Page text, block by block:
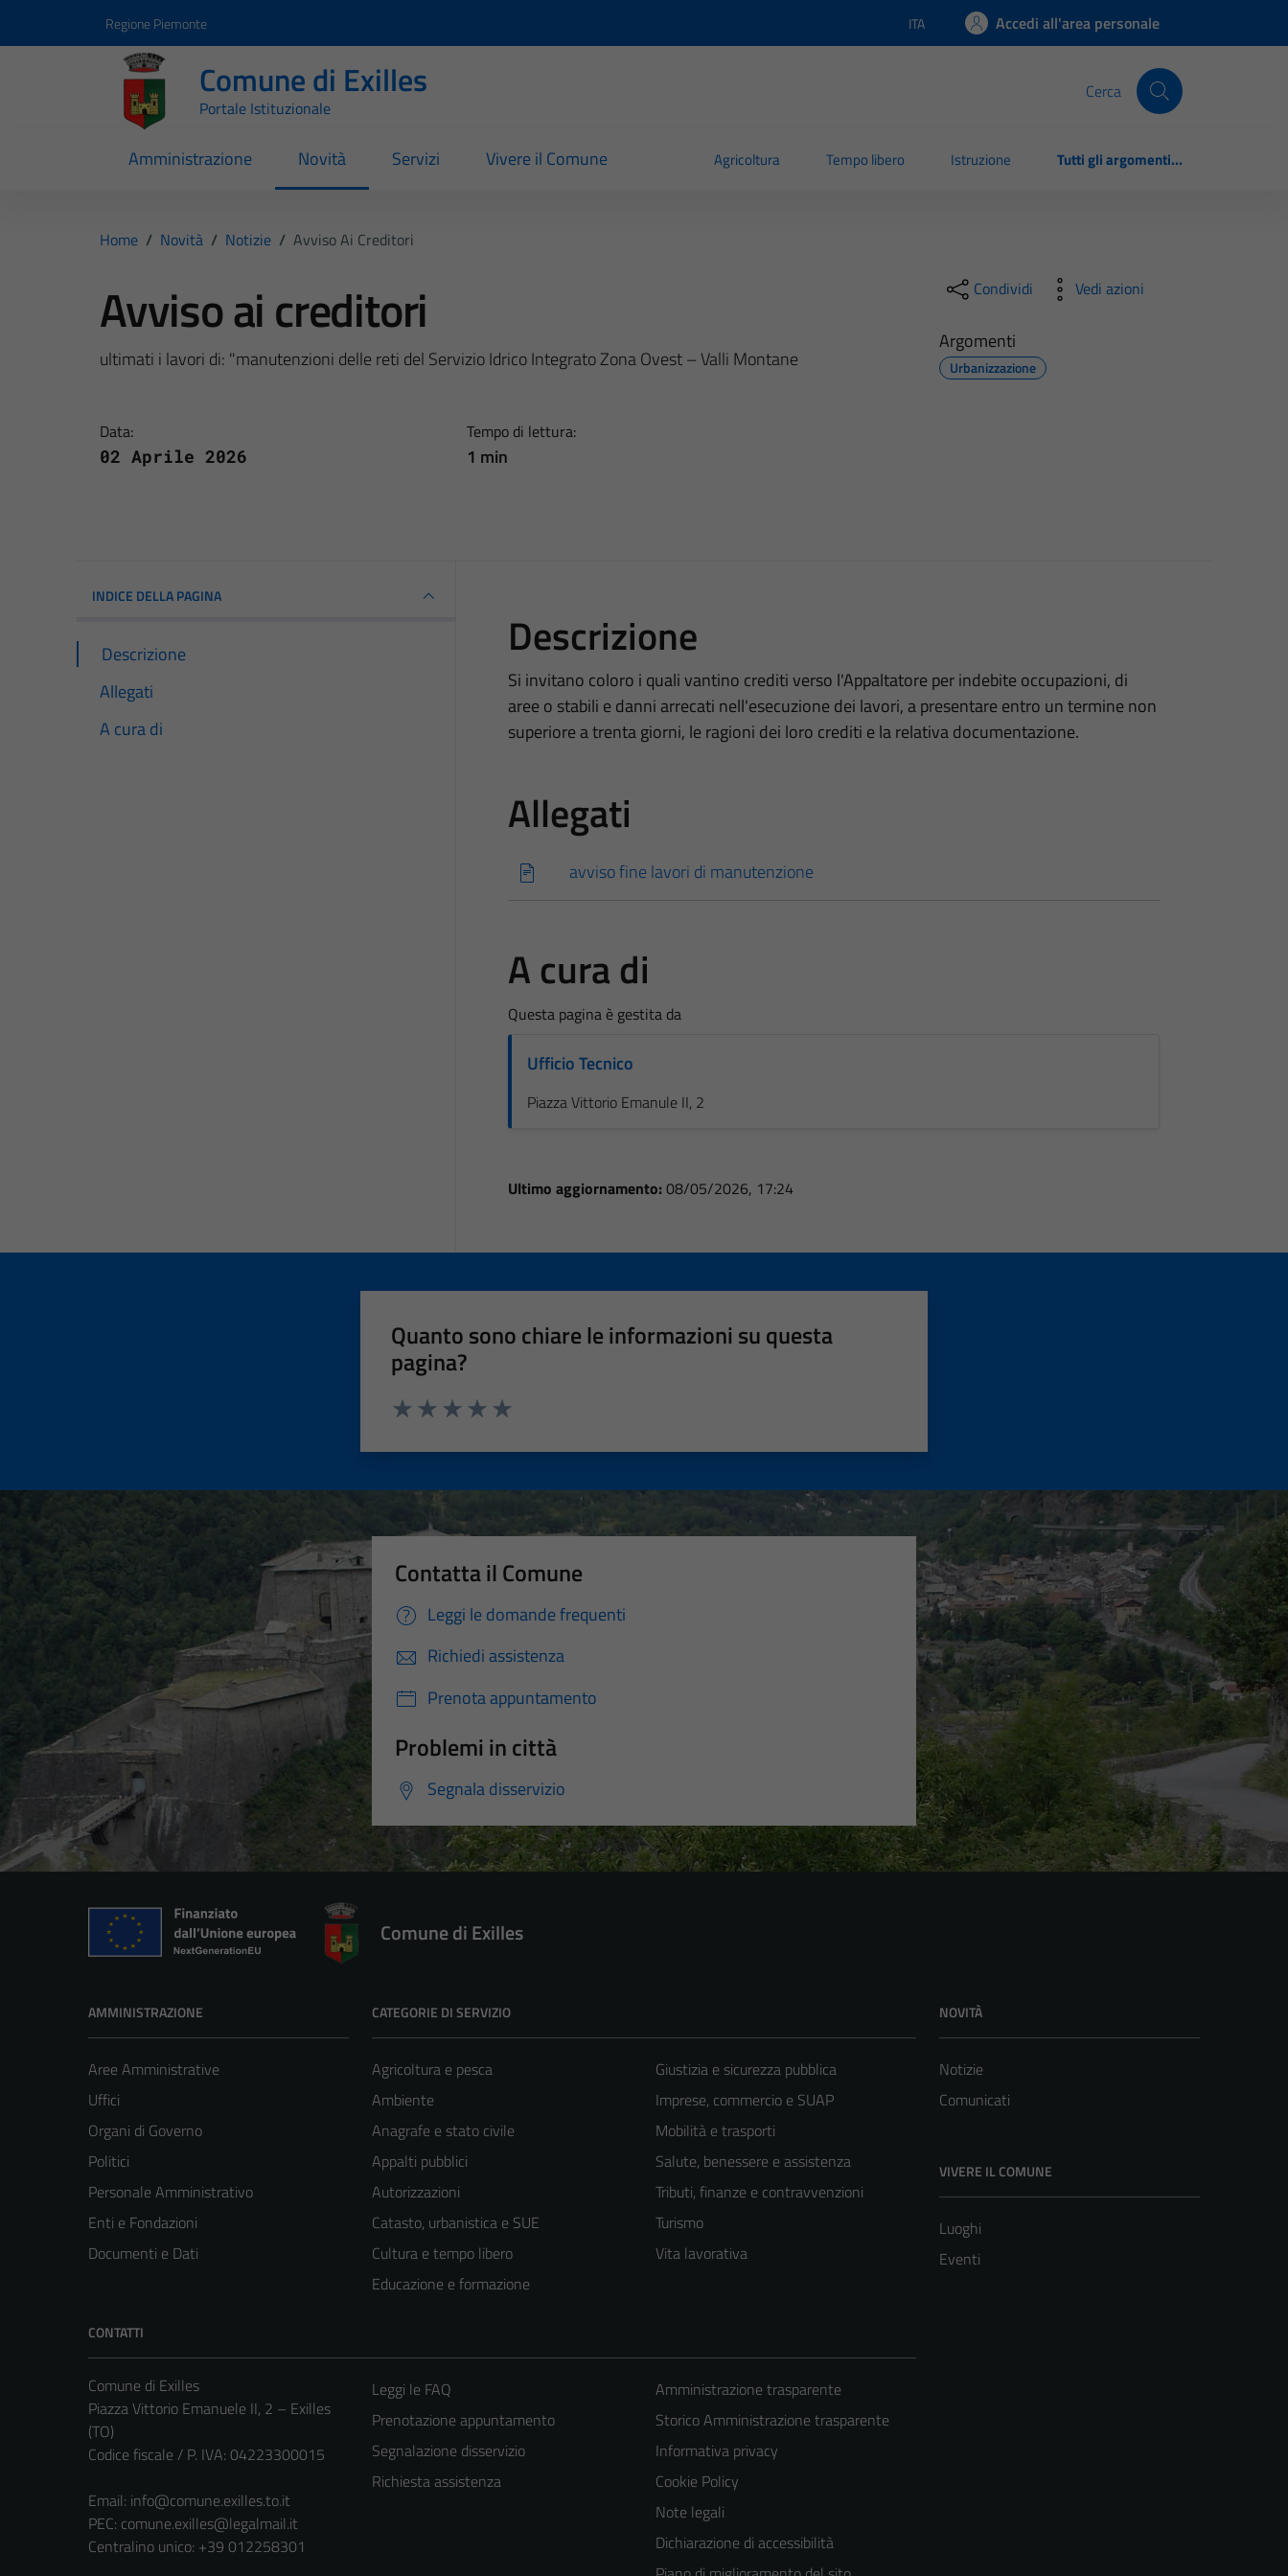
Regione Piemonte Lingua attiva:
ITA Accedi all'area personale
Comune di Exilles
Portale Istituzionale
Cerca
Amministrazione Novità Servizi Vivere il Comune Agricoltura Tempo libero Istruzione Tutti gli argomenti...
Home / Novità / Notizie / Avviso Ai Creditori
Avviso ai creditori
ultimati i lavori di: "manutenzioni delle reti del Servizio Idrico Integrato Zona Ovest – Valli Montane
Data:
02 Aprile 2026
Tempo di lettura:
1 min
Condividi Vedi azioni
Argomenti
Urbanizzazione
INDICE DELLA PAGINA
Descrizione
Allegati
A cura di
Descrizione
Si invitano coloro i quali vantino crediti verso l'Appaltatore per indebite occupazioni, di
aree o stabili e danni arrecati nell'esecuzione dei lavori, a presentare entro un termine non
superiore a trenta giorni, le ragioni dei loro crediti e la relativa documentazione.
Allegati
avviso fine lavori di manutenzione
A cura di
Questa pagina è gestita da
Ufficio Tecnico
Piazza Vittorio Emanule II, 2
Ultimo aggiornamento: 08/05/2026, 17:24
Quanto sono chiare le informazioni su questa
pagina?
Contatta il Comune
Leggi le domande frequenti
Richiedi assistenza
Prenota appuntamento
Problemi in città
Segnala disservizio
Comune di Exilles
AMMINISTRAZIONE
Aree Amministrative
Uffici
Organi di Governo
Politici
Personale Amministrativo
Enti e Fondazioni
Documenti e Dati
CATEGORIE DI SERVIZIO
Agricoltura e pesca
Ambiente
Anagrafe e stato civile
Appalti pubblici
Autorizzazioni
Catasto, urbanistica e SUE
Cultura e tempo libero
Educazione e formazione
Giustizia e sicurezza pubblica
Imprese, commercio e SUAP
Mobilità e trasporti
Salute, benessere e assistenza
Tributi, finanze e contravvenzioni
Turismo
Vita lavorativa
NOVITÀ
Notizie
Comunicati
VIVERE IL COMUNE
Luoghi
Eventi
CONTATTI
Comune di Exilles
Piazza Vittorio Emanuele II, 2 – Exilles
(TO)
Codice fiscale / P. IVA: 04223300015
Email: info@comune.exilles.to.it
PEC: comune.exilles@legalmail.it
Centralino unico: +39 012258301
Leggi le FAQ
Prenotazione appuntamento
Segnalazione disservizio
Richiesta assistenza
Amministrazione trasparente
Storico Amministrazione trasparente
Informativa privacy
Cookie Policy
Note legali
Dichiarazione di accessibilità